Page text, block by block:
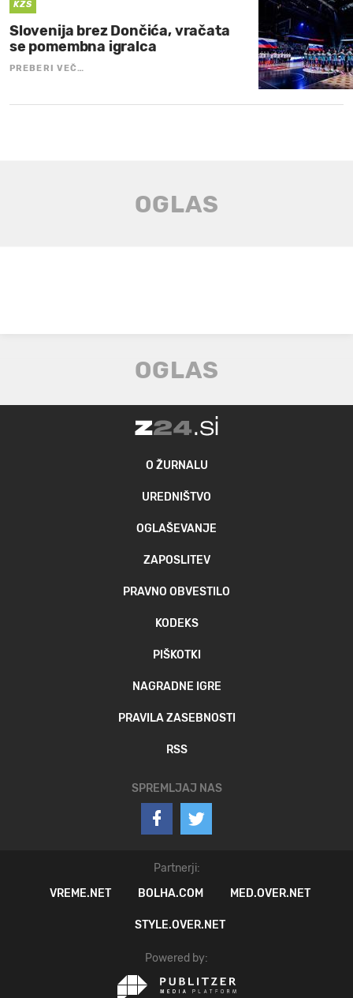
KZS
Slovenija brez Dončića, vračata
se pomembna igralca
PREBERI VEČ…
O ŽURNALU
UREDNIŠTVO
OGLAŠEVANJE
ZAPOSLITEV
PRAVNO OBVESTILO
KODEKS
PIŠKOTKI
NAGRADNE IGRE
PRAVILA ZASEBNOSTI
RSS
SPREMLJAJ NAS
Partnerji:
VREME.NET
BOLHA.COM MED.OVER.NET
STYLE.OVER.NET
Powered by: